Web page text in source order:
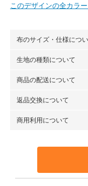
このデザインの全カラ
布のサイズ・仕様につ
布の長さは50cm単位
場合 → 購入数量「7」
生地の種類について
・現在、すべてのデ
ットン（ダブルガー
トンリネン（ビエラ
生地見本サンプル
商品の配送について
・ネコポスでの配送
も送料の表示が600円
となります。
※万が一、検品時に
の発送となる場合が
※土日祝は営業日に含
返品交換について
・布はご注文後に注
や用尺をお間違えの
と違う、などの理由
商用利用について
す。ハンドメイドサ
利用いただけます。
も不要です。（製品